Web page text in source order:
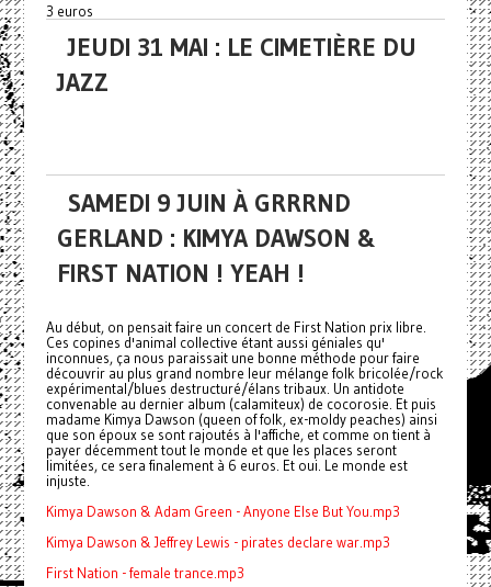
3 euros
JEUDI 31 MAI : LE CIMETIÈRE DU
JAZZ
SAMEDI 9 JUIN À GRRRND
GERLAND : KIMYA DAWSON &
FIRST NATION ! YEAH !
Au début, on pensait faire un concert de First Nation prix libre.
Ces copines d'animal collective étant aussi géniales qu'
inconnues, ça nous paraissait une bonne méthode pour faire
découvrir au plus grand nombre leur mélange folk bricolée/rock
expérimental/blues destructuré/élans tribaux. Un antidote
convenable au dernier album (calamiteux) de cocorosie. Et puis
madame Kimya Dawson (queen of folk, ex-moldy peaches) ainsi
que son époux se sont rajoutés à l'affiche, et comme on tient à
payer décemment tout le monde et que les places seront
limitées, ce sera finalement à 6 euros. Et oui. Le monde est
injuste.
Kimya Dawson & Adam Green - Anyone Else But You.mp3
Kimya Dawson & Jeffrey Lewis - pirates declare war.mp3
First Nation - female trance.mp3